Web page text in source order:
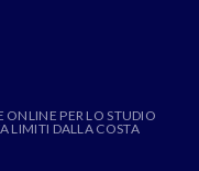
ONLINE PER LO STUDIO
LIMITI DALLA COSTA